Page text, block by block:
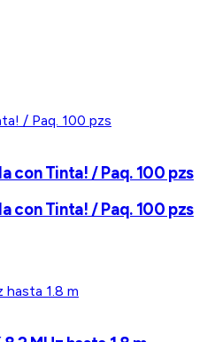
con Tinta! / Paq. 100 pzs
con Tinta! / Paq. 100 pzs